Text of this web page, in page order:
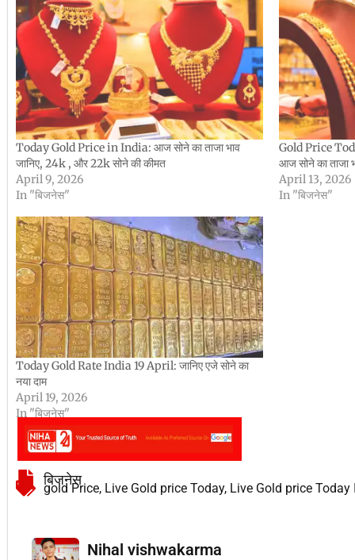
Today Gold Price in India: आज सोने का ताजा भाव
जानिए, 24k , और 22k सोने की कीमत
April 9, 2026
In "बिजनेस"
Gold Price
आज सोने का ताजा
April 13, 2026
In "बिजनेस"
Today Gold Rate India 19 April: जानिए एजे सोने का
नया दाम
April 19, 2026
In "बिजनेस"
बिजनेस
gold Price, Live Gold price Today, Live Gold price Today
Nihal vishwakarma